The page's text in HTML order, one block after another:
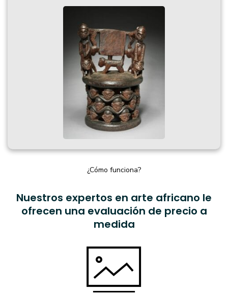
¿Cómo funciona?
Nuestros expertos en arte africano le
ofrecen una evaluación de precio a
medida